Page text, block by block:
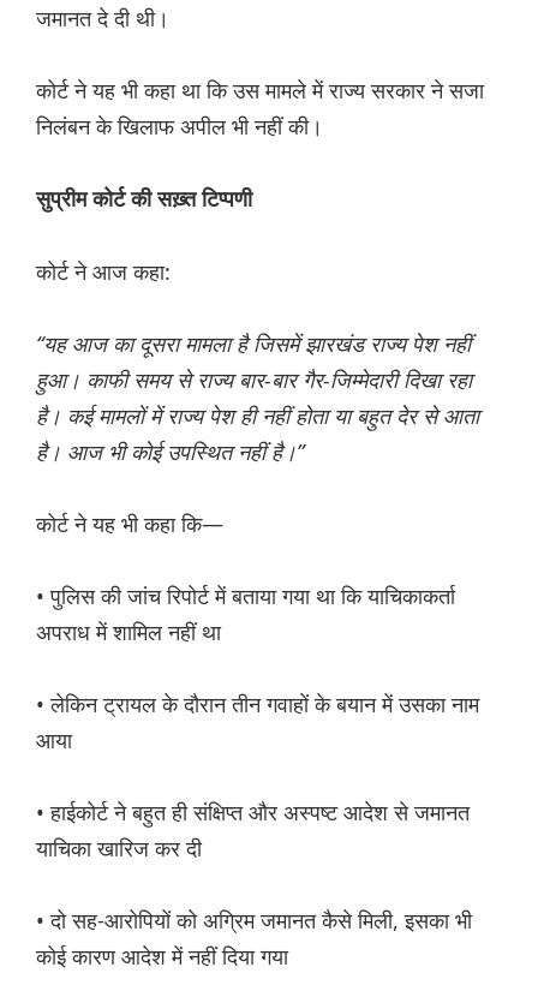
जमानत दे दी थी।
कोर्ट ने यह भी कहा था कि उस मामले में राज्य सरकार ने सजा
निलंबन के खिलाफ अपील भी नहीं की।
सुप्रीम कोर्ट की सख़्त टिप्पणी
कोर्ट ने आज कहा:
“यह आज का दूसरा मामला है जिसमें झारखंड राज्य पेश नहीं
हुआ। काफी समय से राज्य बार-बार गैर-जिम्मेदारी दिखा रहा
है। कई मामलों में राज्य पेश ही नहीं होता या बहुत देर से आता
है। आज भी कोई उपस्थित नहीं है।”
कोर्ट ने यह भी कहा कि—
• पुलिस की जांच रिपोर्ट में बताया गया था कि याचिकाकर्ता
अपराध में शामिल नहीं था
• लेकिन ट्रायल के दौरान तीन गवाहों के बयान में उसका नाम
आया
• हाईकोर्ट ने बहुत ही संक्षिप्त और अस्पष्ट आदेश से जमानत
याचिका खारिज कर दी
• दो सह-आरोपियों को अग्रिम जमानत कैसे मिली, इसका भी
कोई कारण आदेश में नहीं दिया गया